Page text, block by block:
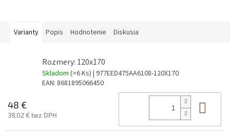
Varianty Popis Hodnotenie Diskusia
Rozmery: 120x170
Skladom (>6 Ks) | 977EED475AA6108-120X170
EAN: 8681895066450
48 €
39,02 € bez DPH